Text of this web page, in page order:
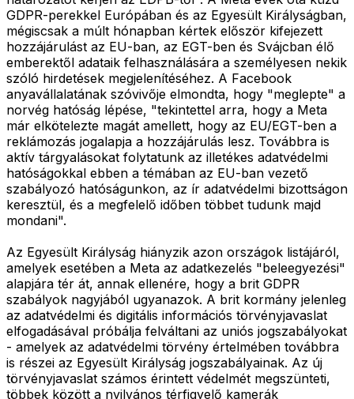
GDPR-perekkel Európában és az Egyesült Királyságban,
mégiscsak a múlt hónapban kértek először kifejezett
hozzájárulást az EU-ban, az EGT-ben és Svájcban élő
emberektől adataik felhasználására a személyesen nekik
szóló hirdetések megjelenítéséhez. A Facebook
anyavállalatának szóvivője elmondta, hogy "meglepte" a
norvég hatóság lépése, "tekintettel arra, hogy a Meta
már elkötelezte magát amellett, hogy az EU/EGT-ben a
reklámozás jogalapja a hozzájárulás lesz. Továbbra is
aktív tárgyalásokat folytatunk az illetékes adatvédelmi
hatóságokkal ebben a témában az EU-ban vezető
szabályozó hatóságunkon, az ír adatvédelmi bizottságon
keresztül, és a megfelelő időben többet tudunk majd
mondani".
Az Egyesült Királyság hiányzik azon országok listájáról,
amelyek esetében a Meta az adatkezelés "beleegyezési"
alapjára tér át, annak ellenére, hogy a brit GDPR
szabályok nagyjából ugyanazok. A brit kormány jelenleg
az adatvédelmi és digitális információs törvényjavaslat
elfogadásával próbálja felváltani az uniós jogszabályokat
- amelyek az adatvédelmi törvény értelmében továbbra
is részei az Egyesült Királyság jogszabályainak. Az új
törvényjavaslat számos érintett védelmét megszünteti,
többek között a nyilvános térfigyelő kamerák